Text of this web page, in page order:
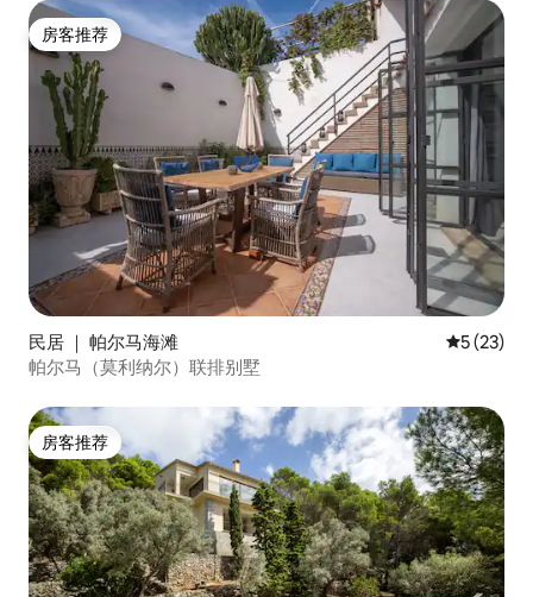
房客推荐
房客推荐
民居 ｜ 帕尔马海滩 平均评分
5 (23)
帕尔马（莫利纳尔）联排别墅
房客推荐
房客推荐